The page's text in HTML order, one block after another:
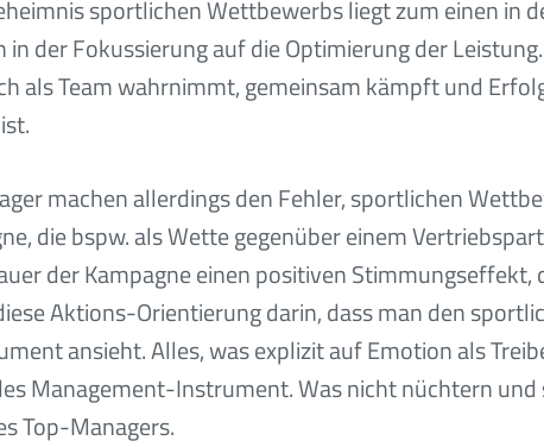
sportlichen Wettbewerbs liegt zum einen in
in der Fokussierung auf die Optimierung der
als Team wahrnimmt, gemeinsam kämpft und
machen allerdings den Fehler, sportlichen
die bspw. als Wette gegenüber einem
der Kampagne einen positiven
Aktions-Orientierung darin, dass man den
ansieht. Alles, was explizit auf Emotion als
Management-Instrument. Was nicht nüchtern
Top-Managers.